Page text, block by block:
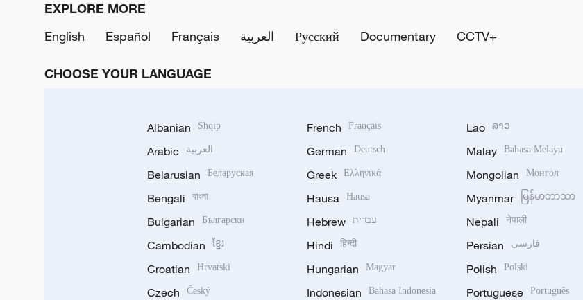
EXPLORE MORE
English
Español Français العربية Русский Documentary CCTV+
CHOOSE YOUR LANGUAGE
Albanian Shqip
Arabic العربية
Belarusian Беларуская
Bengali বাংলা
Bulgarian Български
Cambodian ខ្មែរ
Croatian Hrvatski
Czech Český
French Français
German Deutsch
Greek Ελληνικά
Hausa Hausa
Hebrew עברית
Hindi हिन्दी
Hungarian Magyar
Indonesian Bahasa Indonesia
Lao ລາວ
Malay Bahasa Melayu
Mongolian Монгол
Myanmar မြန်မာဘာသာ
Nepali नेपाली
Persian فارسی
Polish Polski
Portuguese Português